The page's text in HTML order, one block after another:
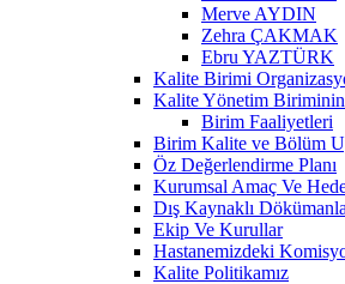
Merve AYDIN
Zehra ÇAKMAK
Ebru YAZTÜRK
Kalite Birimi
Kalite Yönetim Biriminin
Birim Faaliyetleri
Birim Kalite ve Bölüm
Öz Değerlendirme Planı
Kurumsal Amaç Ve
Dış Kaynaklı
Ekip Ve Kurullar
Hastanemizdeki
Kalite Politikamız